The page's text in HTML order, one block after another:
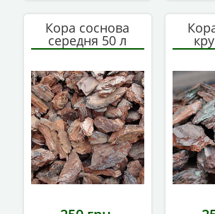
Кора соснова
середня 50 л